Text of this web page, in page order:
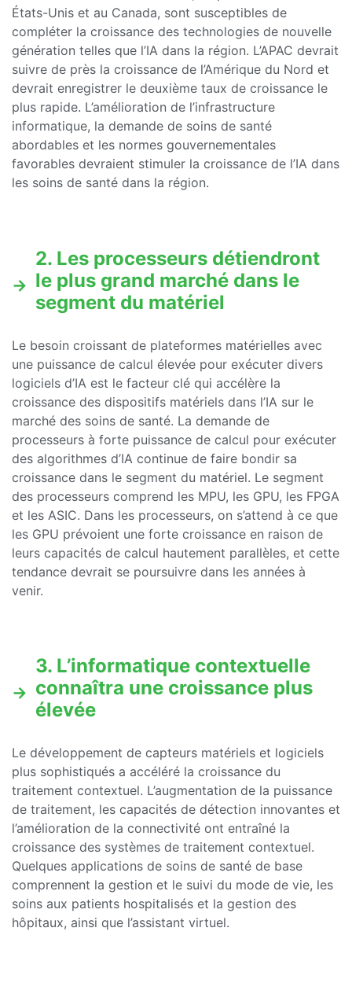
États-Unis et au Canada, sont susceptibles de
compléter la croissance des technologies de nouvelle
génération telles que l’IA dans la région. L’APAC devrait
suivre de près la croissance de l’Amérique du Nord et
devrait enregistrer le deuxième taux de croissance le
plus rapide. L’amélioration de l’infrastructure
informatique, la demande de soins de santé
abordables et les normes gouvernementales
favorables devraient stimuler la croissance de l’IA dans
les soins de santé dans la région.
2. Les processeurs détiendront
le plus grand marché dans le
segment du matériel
Le besoin croissant de plateformes matérielles avec
une puissance de calcul élevée pour exécuter divers
logiciels d’IA est le facteur clé qui accélère la
croissance des dispositifs matériels dans l’IA sur le
marché des soins de santé. La demande de
processeurs à forte puissance de calcul pour exécuter
des algorithmes d’IA continue de faire bondir sa
croissance dans le segment du matériel. Le segment
des processeurs comprend les MPU, les GPU, les FPGA
et les ASIC. Dans les processeurs, on s’attend à ce que
les GPU prévoient une forte croissance en raison de
leurs capacités de calcul hautement parallèles, et cette
tendance devrait se poursuivre dans les années à
venir.
3. L’informatique contextuelle
connaîtra une croissance plus
élevée
Le développement de capteurs matériels et logiciels
plus sophistiqués a accéléré la croissance du
traitement contextuel. L’augmentation de la puissance
de traitement, les capacités de détection innovantes et
l’amélioration de la connectivité ont entraîné la
croissance des systèmes de traitement contextuel.
Quelques applications de soins de santé de base
comprennent la gestion et le suivi du mode de vie, les
soins aux patients hospitalisés et la gestion des
hôpitaux, ainsi que l’assistant virtuel.